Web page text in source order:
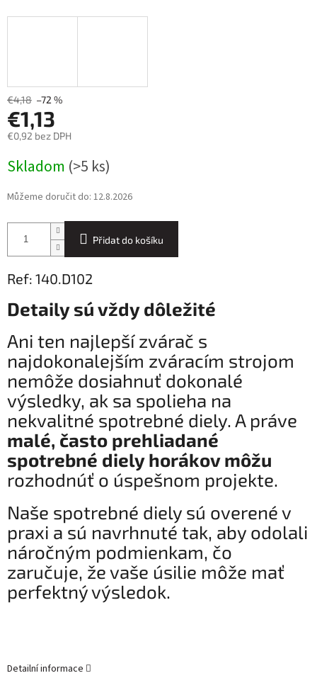
€4,18 –72 %
€1,13
€0,92 bez DPH
cena:
Skladom (>5 ks)
Můžeme doručit do: 12.8.2026
Přidat do košíku
Ref: 140.D102
Detaily sú vždy dôležité
Ani ten najlepší zvárač s
najdokonalejším zváracím strojom
nemôže dosiahnuť dokonalé
výsledky, ak sa spolieha na
nekvalitné spotrebné diely. A práve
malé, často prehliadané
spotrebné diely horákov môžu
rozhodnúť o úspešnom projekte.
Naše spotrebné diely sú overené v
praxi a sú navrhnuté tak, aby odolali
náročným podmienkam, čo
zaručuje, že vaše úsilie môže mať
perfektný výsledok.
Detailní informace